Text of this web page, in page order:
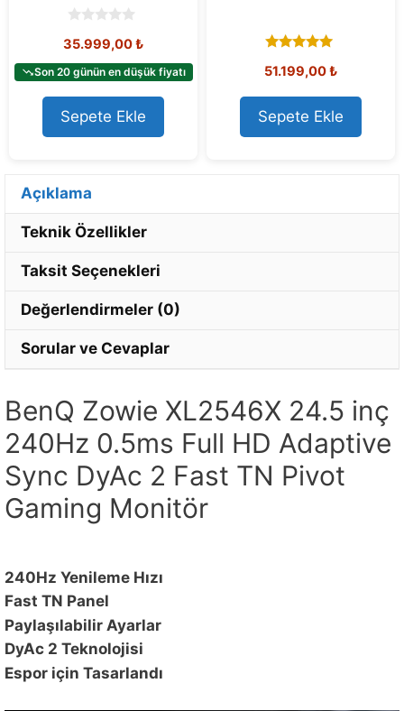
o
t
o
f
5
35.999,00₺
Son 20 günün en düşük fiyatı
Sepete Ekle
out of 5
51.199,00₺
Sepete Ekle
Açıklama
Teknik Özellikler
Taksit Seçenekleri
Değerlendirmeler (0)
Sorular ve Cevaplar
BenQ Zowie XL2546X 24.5 inç
240Hz 0.5ms Full HD Adaptive
Sync DyAc 2 Fast TN Pivot
Gaming Monitör
240Hz Yenileme Hızı
Fast TN Panel
Paylaşılabilir Ayarlar
DyAc 2 Teknolojisi
Espor için Tasarlandı